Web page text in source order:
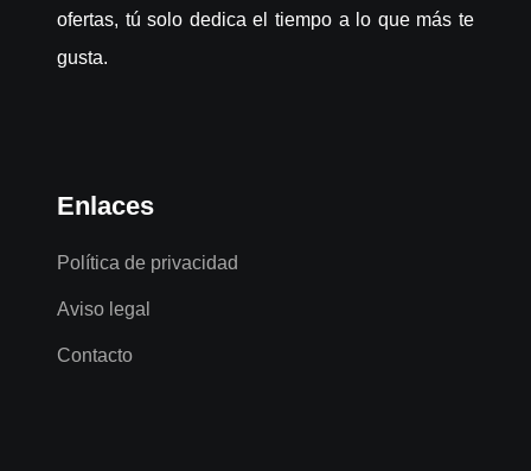
ofertas, tú solo dedica el tiempo a lo que más te
gusta.
Enlaces
Política de privacidad
Aviso legal
Contacto